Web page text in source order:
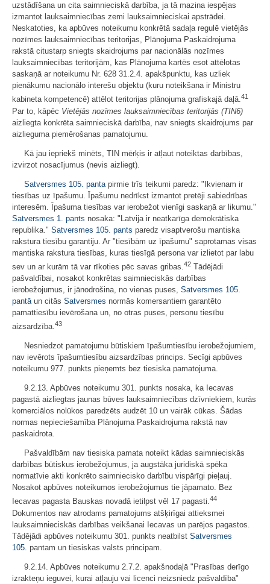
uzstādīšana un cita saimnieciskā darbība, ja tā mazina iespējas
izmantot lauksaimniecības zemi lauksaimnieciskai apstrādei.
Neskatoties, ka apbūves noteikumu konkrētā sadaļa regulē vietējās
nozīmes lauksaimniecības teritorijas, Plānojuma Paskaidrojuma
rakstā citustarp sniegts skaidrojums par nacionālās nozīmes
lauksaimniecības teritorijām, kas Plānojuma kartēs esot attēlotas
saskaņā ar noteikumu Nr. 628 31.2.4. apakšpunktu, kas uzliek
pienākumu nacionālo interešu objektu (kuru noteikšana ir Ministru
kabineta kompetencē) attēlot teritorijas plānojuma grafiskajā daļā.41
Par to, kāpēc Vietējās nozīmes lauksaimniecības teritorijās (TIN6)
aizliegta konkrēta saimnieciskā darbība, nav sniegts skaidrojums par
aizlieguma piemērošanas pamatojumu.
Kā jau iepriekš minēts, TIN mērķis ir atļaut noteiktas darbības,
izvirzot nosacījumus (nevis aizliegt).
Satversmes 105. panta pirmie trīs teikumi paredz: "Ikvienam ir
tiesības uz īpašumu. Īpašumu nedrīkst izmantot pretēji sabiedrības
interesēm. Īpašuma tiesības var ierobežot vienīgi saskaņā ar likumu."
Satversmes 1. pants nosaka: "Latvija ir neatkarīga demokrātiska
republika." Satversmes 105. pants paredz visaptverošu mantiska
rakstura tiesību garantiju. Ar "tiesībām uz īpašumu" saprotamas visas
mantiska rakstura tiesības, kuras tiesīgā persona var izlietot par labu
sev un ar kurām tā var rīkoties pēc savas gribas.42 Tādējādi
pašvaldībai, nosakot konkrētas saimnieciskās darbības
ierobežojumus, ir jānodrošina, no vienas puses, Satversmes 105.
pantāun citās Satversmes normās komersantiem garantēto
pamattiesību ievērošana un, no otras puses, personu tiesību
aizsardzība.43
Nesniedzot pamatojumu būtiskiem īpašumtiesību ierobežojumiem,
nav ievērots īpašumtiesību aizsardzības princips. Secīgi apbūves
noteikumu 977. punkts pieņemts bez tiesiska pamatojuma.
9.2.13. Apbūves noteikumu 301. punkts nosaka, ka Iecavas
pagastā aizliegtas jaunas būves lauksaimniecības dzīvniekiem, kurās
komerciālos nolūkos paredzēts audzēt 10 un vairāk cūkas. Šādas
normas nepieciešamība Plānojuma Paskaidrojuma rakstā nav
paskaidrota.
Pašvaldībām nav tiesiska pamata noteikt kādas saimnieciskās
darbības būtiskus ierobežojumus, ja augstāka juridiskā spēka
normatīvie akti konkrēto saimniecisko darbību vispārīgi pieļauj.
Nosakot apbūves noteikumos ierobežojumus tie jāpamato. Bez
Iecavas pagasta Bauskas novadā ietilpst vēl 17 pagasti.44
Dokumentos nav atrodams pamatojums atšķirīgai attieksmei
lauksaimnieciskās darbības veikšanai Iecavas un parējos pagastos.
Tādējādi apbūves noteikumu 301. punkts neatbilst Satversmes
105. pantam un tiesiskas valsts principam.
9.2.14. Apbūves noteikumu 2.7.2. apakšnodaļā "Prasības derīgo
izrakteņu ieguvei, kurai atļauju vai licenci neizsniedz pašvaldība"